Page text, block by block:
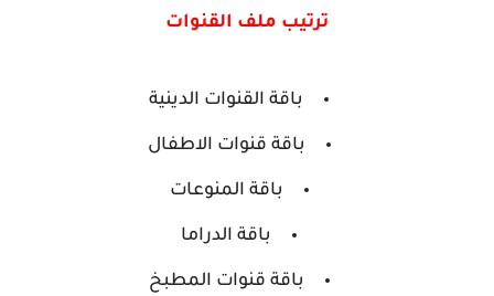
ترتيب ملف القنوات
باقة القنوات الدينية
باقة قنوات الاطفال
باقة المنوعات
باقة الدراما
باقة قنوات المطبخ